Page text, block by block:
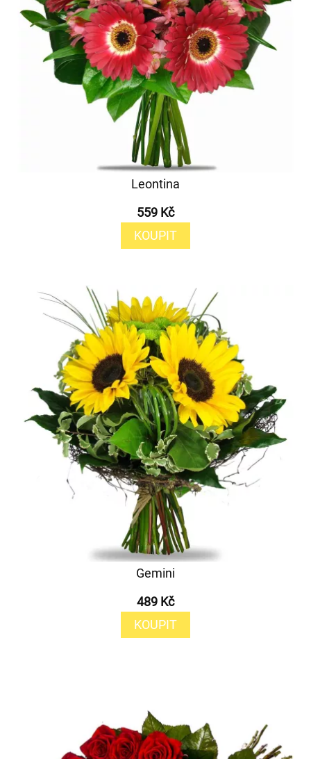
Leontina
559 Kč
KOUPIT
Gemini
489 Kč
KOUPIT